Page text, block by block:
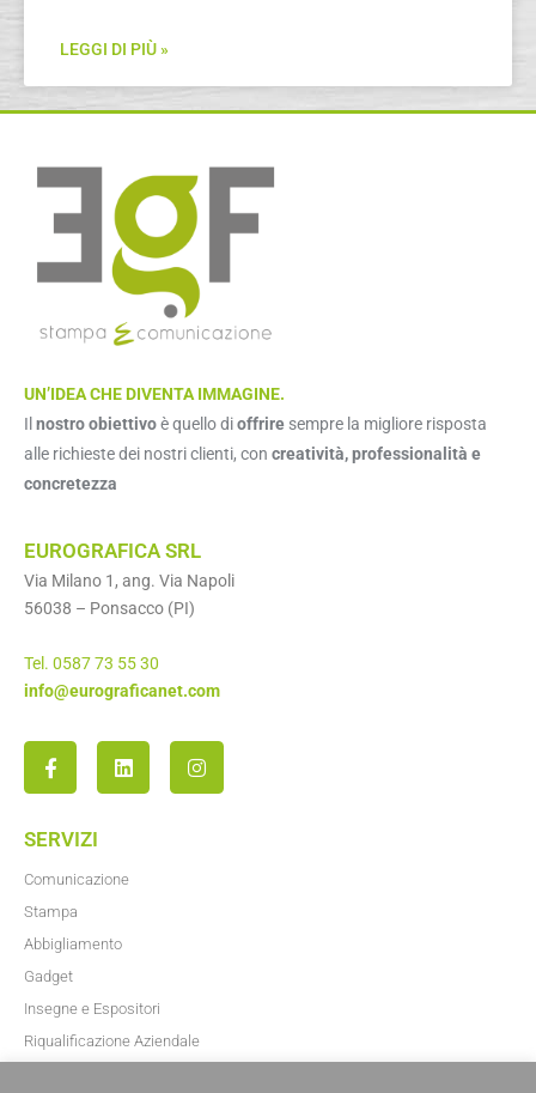
LEGGI DI PIÙ »
UN’IDEA CHE DIVENTA IMMAGINE.
Il nostro obiettivoè quello dioffrire sempre la migliore risposta
alle richieste dei nostri clienti, con creatività, professionalità e
concretezza
EUROGRAFICA SRL
Via Milano 1, ang. Via Napoli
56038 – Ponsacco (PI)
Tel. 0587 73 55 30
info@eurograficanet.com
SERVIZI
Comunicazione
Stampa
Abbigliamento
Gadget
Insegne e Espositori
Riqualificazione Aziendale